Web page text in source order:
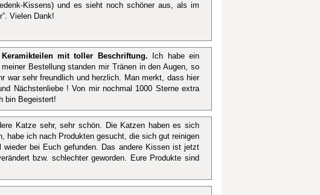
Kissens) und es sieht noch schöner aus, als im
Vielen Dank!
mit toller Beschriftung. Ich habe ein
Bestellung standen mir Tränen in den Augen, so
war sehr freundlich und herzlich. Man merkt, dass hier
Nächstenliebe ! Von mir nochmal 1000 Sterne extra
bin Begeistert!
Katze sehr, sehr schön. Die Katzen haben es sich
habe ich nach Produkten gesucht, die sich gut reinigen
bei Euch gefunden. Das andere Kissen ist jetzt
bzw. schlechter geworden. Eure Produkte sind